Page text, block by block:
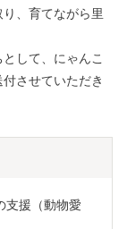
、育てながら里
して、にゃんこ
させていただき
支援（動物愛